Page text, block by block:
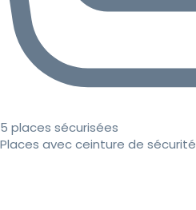
5 places sécurisées
Places avec ceinture de sécurité